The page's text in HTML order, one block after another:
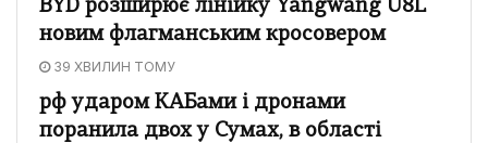
BYD розширює лінійку Yangwang U8L
новим флагманським кросовером
39 ХВИЛИН ТОМУ
рф ударом КАБами і дронами
поранила двох у Сумах, в області